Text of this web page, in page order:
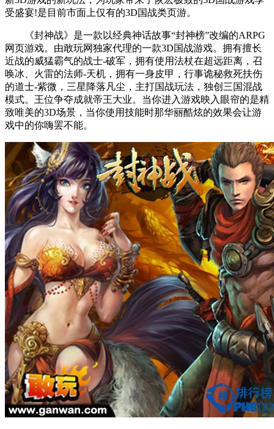
受盛宴!是目前市面上仅有的3D国战类页游。
《封神战》是一款以经典神话故事“封神榜”改编的ARPG
网页游戏。由敢玩网独家代理的一款3D国战游戏。拥有擅长
近战的威猛霸气的战士-破军，拥有使用法杖在超远距离，召
唤冰、火雷的法师-天机，拥有一身皮甲，行事诡秘救死扶伤
的道士-紫微，三星降落凡尘，主打国战玩法，独创三国混战
模式。王位争夺成就帝王大业。当你进入游戏映入眼帘的是精
致唯美的3D场景，当你使用技能时那华丽酷炫的效果会让游
戏中的你嗨罢不能。